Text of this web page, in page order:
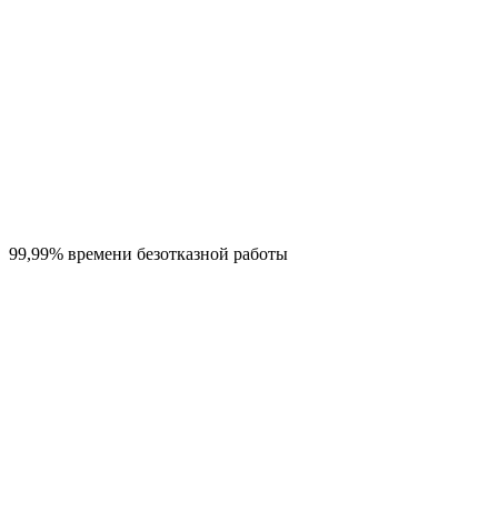
99,99% времени безотказной работы